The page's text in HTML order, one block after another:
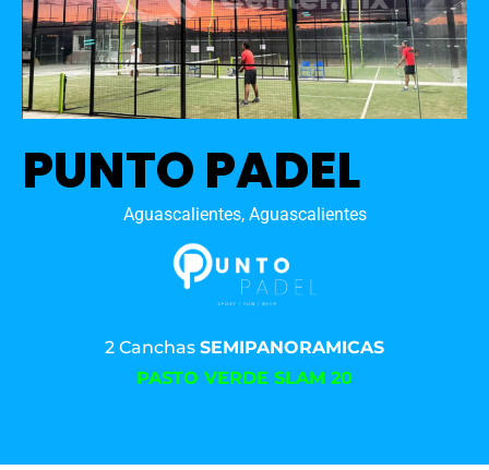
PUNTO PADEL
Aguascalientes, Aguascalientes
2 Canchas SEMIPANORAMICAS
PASTO VERDE SLAM 20